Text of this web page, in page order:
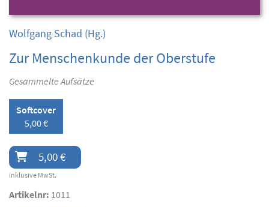
Wolfgang Schad (Hg.)
Zur Menschenkunde der Oberstufe
Gesammelte Aufsätze
Softcover
5,00 €
5,00 €
inklusive MwSt.
Artikelnr: 1011